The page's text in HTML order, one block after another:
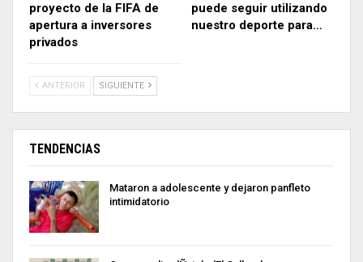
proyecto de la FIFA de
apertura a inversores
privados
puede seguir utilizando
nuestro deporte para…
ANTERIOR SIGUIENTE
TENDENCIAS
Mataron a adolescente y dejaron panfleto
intimidatorio